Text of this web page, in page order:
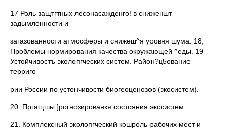
17 Роль защтгтных лесонасажденго! в сниженшт
задымленности и
загазованности атмосферы и снижеш^я уровня шума. 18,
Проблемы нормирования качества окружающей ^еды. 19
Устойчивостъ эколопгческих систем. Район?ц5ование
терриго
рии России по устончивости биогеоценозов (экосистем).
20. Пргащшы ]рогнозированкя состояния экосистем.
21. Комплексный эколопгческий кошроль рабочих мест и